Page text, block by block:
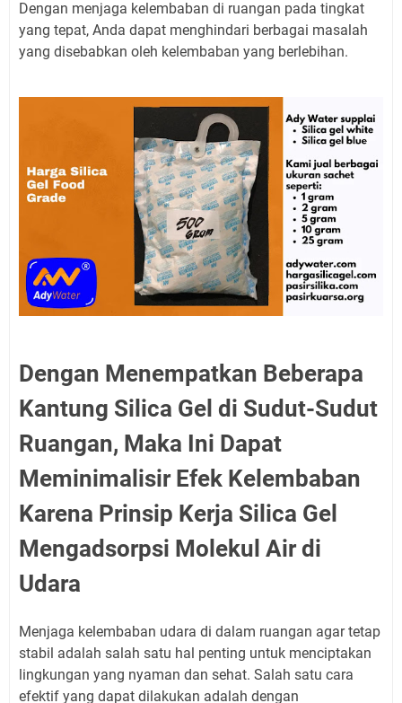
Dengan menjaga kelembaban di ruangan pada tingkat
yang tepat, Anda dapat menghindari berbagai masalah
yang disebabkan oleh kelembaban yang berlebihan.
Dengan Menempatkan Beberapa
Kantung Silica Gel di Sudut-Sudut
Ruangan, Maka Ini Dapat
Meminimalisir Efek Kelembaban
Karena Prinsip Kerja Silica Gel
Mengadsorpsi Molekul Air di
Udara
Menjaga kelembaban udara di dalam ruangan agar tetap
stabil adalah salah satu hal penting untuk menciptakan
lingkungan yang nyaman dan sehat. Salah satu cara
efektif yang dapat dilakukan adalah dengan